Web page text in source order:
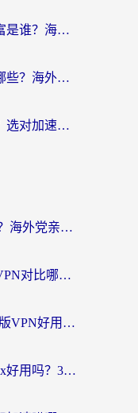
韩国怎么玩金币大富翁：首富是谁？海外党国服游戏加速全攻略
北美玩战双帕弥什加速器有哪些？海外党亲测好用的国服加速指南
在英国打球球大作战总卡顿？选对加速器让你告别延迟（附实测攻略）
迅游和Unblock Youku好用吗？海外党亲测：3个维度教你选对回国加速器
穿梭VPN好用吗？和爱加速VPN对比哪个回国效果更好？海外党必看的实用指南
海外看国内剧总卡？快帆TV版VPN好用吗？和海牛VPN对比哪个回国效果更好？
海外党必看：斧牛和QuickFox好用吗？3步选对回国加速器，无缝刷国内剧玩游戏